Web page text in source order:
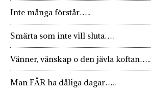
Inte många förstår…..
Smärta som inte vill sluta….
Vänner, vänskap o den jävla koftan…..
Man FÅR ha dåliga dagar…..